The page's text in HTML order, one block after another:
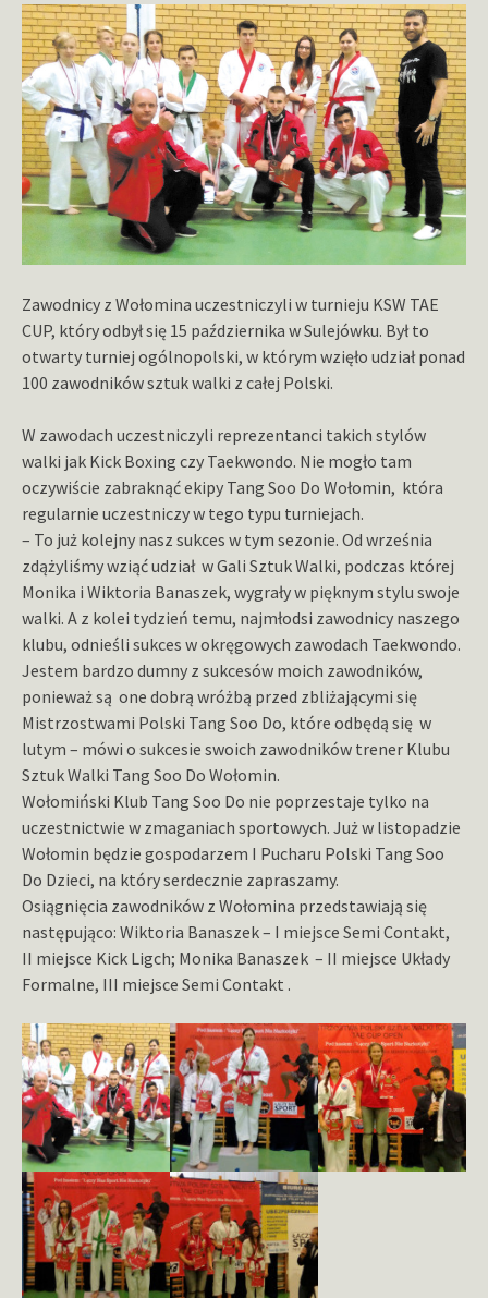
Zawodnicy z Wołomina uczestniczyli w turnieju KSW TAE
CUP, który odbył się 15 października w Sulejówku. Był to
otwarty turniej ogólnopolski, w którym wzięło udział ponad
100 zawodników sztuk walki z całej Polski.
W zawodach uczestniczyli reprezentanci takich stylów
walki jak Kick Boxing czy Taekwondo. Nie mogło tam
oczywiście zabraknąć ekipy Tang Soo Do Wołomin, która
regularnie uczestniczy w tego typu turniejach.
– To już kolejny nasz sukces w tym sezonie. Od września
zdążyliśmy wziąć udział w Gali Sztuk Walki, podczas której
Monika i Wiktoria Banaszek, wygrały w pięknym stylu swoje
walki. A z kolei tydzień temu, najmłodsi zawodnicy naszego
klubu, odnieśli sukces w okręgowych zawodach Taekwondo.
Jestem bardzo dumny z sukcesów moich zawodników,
ponieważ są one dobrą wróżbą przed zbliżającymi się
Mistrzostwami Polski Tang Soo Do, które odbędą się w
lutym – mówi o sukcesie swoich zawodników trener Klubu
Sztuk Walki Tang Soo Do Wołomin.
Wołomiński Klub Tang Soo Do nie poprzestaje tylko na
uczestnictwie w zmaganiach sportowych. Już w listopadzie
Wołomin będzie gospodarzem I Pucharu Polski Tang Soo
Do Dzieci, na który serdecznie zapraszamy.
Osiągnięcia zawodników z Wołomina przedstawiają się
następująco: Wiktoria Banaszek – I miejsce Semi Contakt,
II miejsce Kick Ligch; Monika Banaszek – II miejsce Układy
Formalne, III miejsce Semi Contakt .